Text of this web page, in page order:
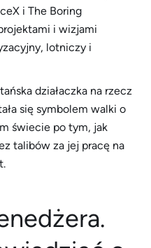
i The Boring
i wizjami
lotniczy i
działaczka na rzecz
się symbolem walki o
świecie po tym, jak
talibów za jej pracę na